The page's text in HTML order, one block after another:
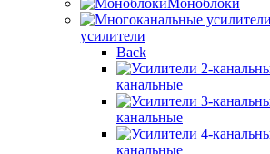
усилители
Back
канальные
канальные
канальные